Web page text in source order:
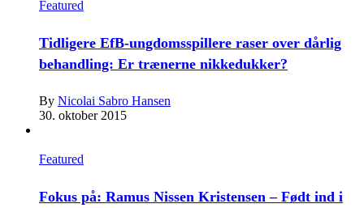
Featured
Tidligere EfB-ungdomsspillere raser over dårlig
behandling: Er trænerne nikkedukker?
By Nicolai Sabro Hansen
30. oktober 2015
Featured
Fokus på: Ramus Nissen Kristensen – Født ind i